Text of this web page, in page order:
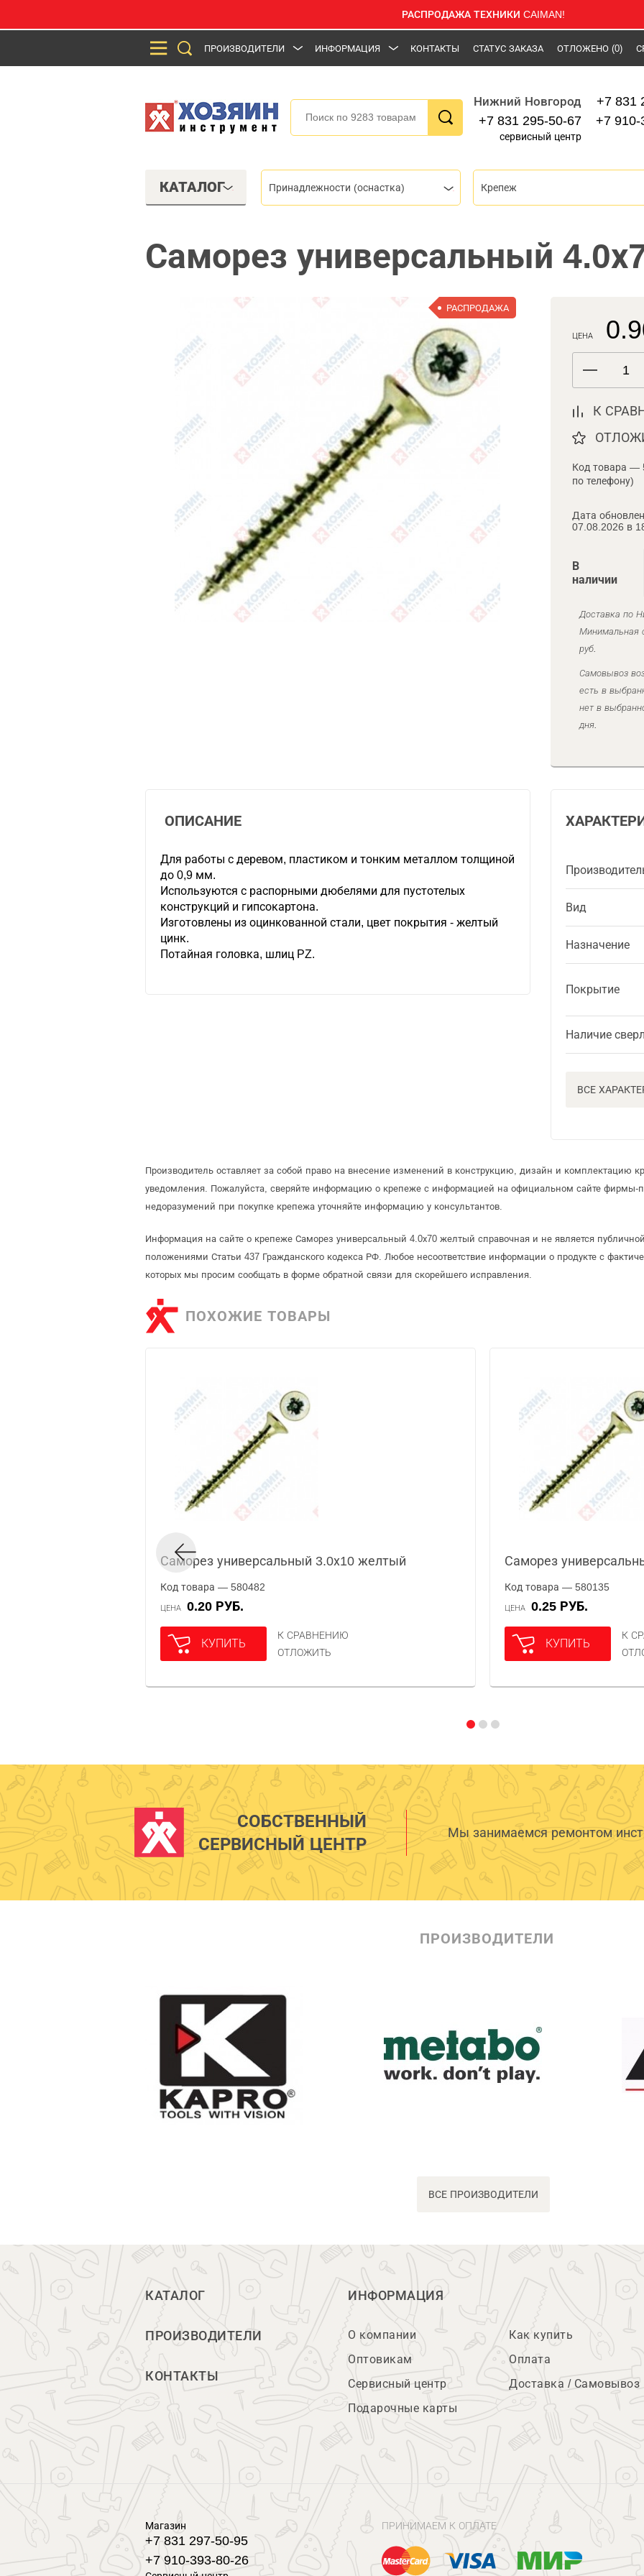
РАСПРОДАЖА ТЕХНИКИ CAIMAN!
ПРОИЗВОДИТЕЛИ ИНФОРМАЦИЯ КОНТАКТЫ СТАТУС ЗАКАЗА ОТЛОЖЕНО (0)
Нижний Новгород
+7 831 295-50-67
сервисный центр
+7 831
+7 910-
КАТАЛОГ Принадлежности (оснастка) Крепеж
Саморез универсальный
РАСПРОДАЖА
ЦЕНА
К
Код товара —
по телефону)
Дата
07.08.2026 в
В
наличии
Доставка по
Минимальная
руб.
Самовывоз
есть в
нет в
дня.
Вид
Назначение
Покрытие
Наличие
ВСЕ
ОПИСАНИЕ
Для работы с деревом, пластиком и тонким металлом толщиной
до 0,9 мм.
Используются с распорными дюбелями для пустотелых
конструкций и гипсокартона.
Изготовлены из оцинкованной стали, цвет покрытия - желтый
цинк.
Потайная головка, шлиц PZ.
Производитель оставляет за собой право на внесение изменений в конструкцию, дизайн и комплектацию
уведомления. Пожалуйста, сверяйте информацию о крепеже с информацией на официальном сайте фирмы-
недоразумений при покупке крепежа уточняйте информацию у консультантов.
Информация на сайте о крепеже Саморез универсальный 4.0х70 желтый справочная и не является
положениями Статьи 437 Гражданского кодекса РФ. Любое несоответствие информации о продукте с
которых мы просим сообщать в форме обратной связи для скорейшего исправления.
ПОХОЖИЕ ТОВАРЫ
Саморез универсальный 3.0х10 желтый
Код товара — 580482
ЦЕНА 0.20 РУБ.
КУПИТЬ
К СРАВНЕНИЮ
ОТЛОЖИТЬ
Саморез
Код товара — 580135
ЦЕНА 0.25 РУБ.
КУПИТЬ
К
СОБСТВЕННЫЙ
СЕРВИСНЫЙ ЦЕНТР
Мы занимаемся ремонтом
ПРОИЗВОДИТЕЛИ
ВСЕ ПРОИЗВОДИТЕЛИ
КАТАЛОГ
ПРОИЗВОДИТЕЛИ
КОНТАКТЫ
ИНФОРМАЦИЯ
О компании
Оптовикам
Сервисный центр
Подарочные карты
Как купить
Оплата
Доставка / Самовывоз
Магазин
+7 831 297-50-95
+7 910-393-80-26
ПРИНИМАЕМ К ОПЛАТЕ